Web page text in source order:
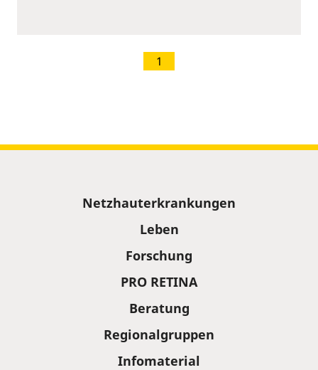
1
Netzhauterkrankungen
Leben
Forschung
PRO RETINA
Beratung
Regionalgruppen
Infomaterial